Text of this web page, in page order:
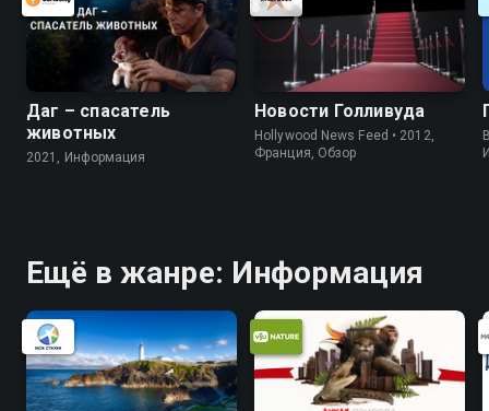
Даг – спасатель
животных
2021, Информация
Новости Голливуда
Hollywood News Feed • 2012,
Франция, Обзор
Ещё в жанре: Информация